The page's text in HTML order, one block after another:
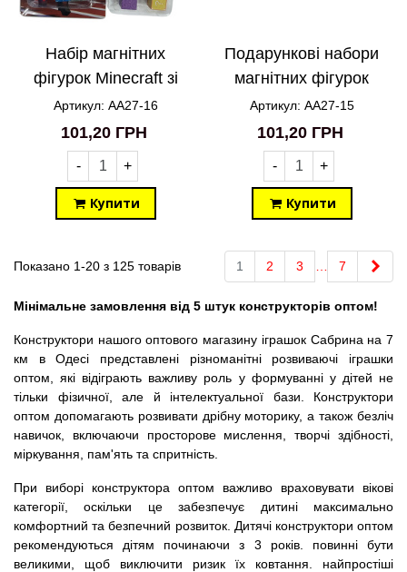
Набір магнітних
фігурок Minecraft зі
зброєю 4in1 АА27-16
Артикул: AA27-16
101,20 ГРН
- +
Купити
Подарункові набори
магнітних фігурок
Minecraft зі зброєю
4in1 AA27-15
Артикул: AA27-15
101,20 ГРН
- +
Купити
Показано 1-20 з 125 товарів 1 2 3 7
Мінімальне замовлення від 5 штук конструкторів оптом!
Конструктори нашого оптового магазину іграшок Сабрина на 7
км в Одесі представлені різноманітні розвиваючі іграшки
оптом, які відіграють важливу роль у формуванні у дітей не
тільки фізичної, але й інтелектуальної бази. Конструктори
оптом допомагають розвивати дрібну моторику, а також безліч
навичок, включаючи просторове мислення, творчі здібності,
міркування, пам'ять та спритність.
При виборі конструктора оптом важливо враховувати вікові
категорії, оскільки це забезпечує дитині максимально
комфортний та безпечний розвиток. Дитячі конструктори оптом
рекомендуються дітям починаючи з 3 років. повинні бути
великими, щоб виключити ризик їх ковтання. найпростіші